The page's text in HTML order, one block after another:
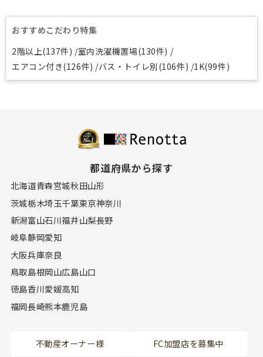
おすすめこだわり特集
2階以上(137件) 室内洗濯機置場(130件)
エアコン付き(126件) バス・トイレ別(106件) 1K(99件)
都道府県から探す
北海道青森宮城秋田山形
茨城栃木埼玉千葉東京神奈川
新潟富山石川福井山梨長野
岐阜静岡愛知
大阪兵庫奈良
鳥取島根岡山広島山口
徳島香川愛媛高知
福岡長崎熊本鹿児島
不動産オーナー様 FC加盟店を募集中